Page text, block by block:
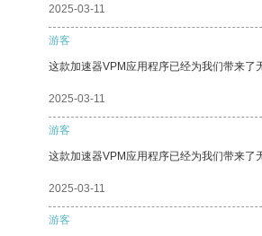
2025-03-11
游客
这款加速器VPM应用程序已经为我们带来了
2025-03-11
游客
这款加速器VPM应用程序已经为我们带来了
2025-03-11
游客